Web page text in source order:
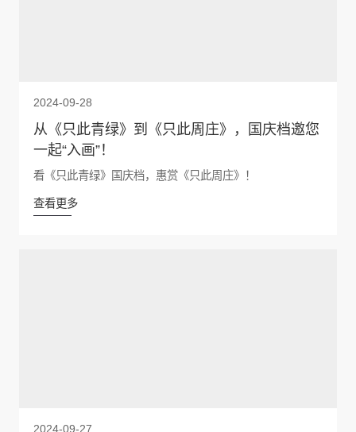
2024-09-28
从《只此青绿》到《只此周庄》，国庆档邀您
一起“入画”！
看《只此青绿》国庆档，惠赏《只此周庄》！
查看更多
2024-09-27